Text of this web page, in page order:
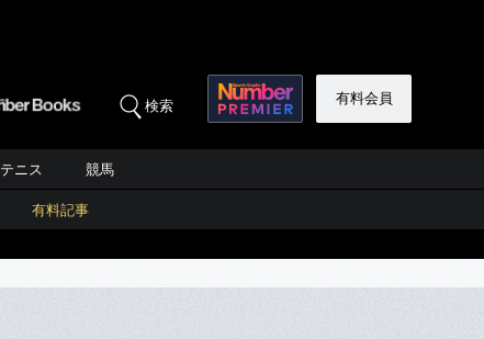
検索 有料会員
テニス 競馬
有料記事